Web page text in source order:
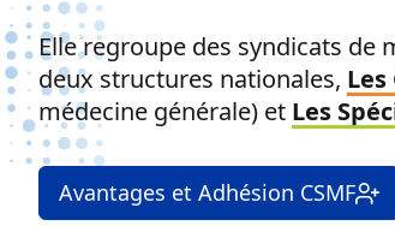
Elle regroupe des syndicats de
deux structures nationales, Les
médecine générale) et Les
Avantages et Adhésion CSMF